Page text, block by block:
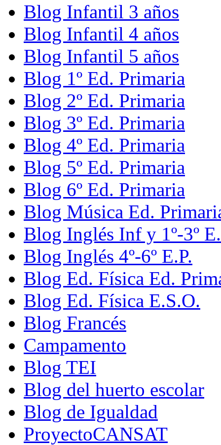
Blog Infantil 3 años
Blog Infantil 4 años
Blog Infantil 5 años
Blog 1º Ed. Primaria
Blog 2º Ed. Primaria
Blog 3º Ed. Primaria
Blog 4º Ed. Primaria
Blog 5º Ed. Primaria
Blog 6º Ed. Primaria
Blog Música Ed.
Blog Inglés Inf y 1º-3º
Blog Inglés 4º-6º E.P.
Blog Ed. Física Ed.
Blog Ed. Física E.S.O.
Blog Francés
Campamento
Blog TEI
Blog del huerto escolar
Blog de Igualdad
ProyectoCANSAT